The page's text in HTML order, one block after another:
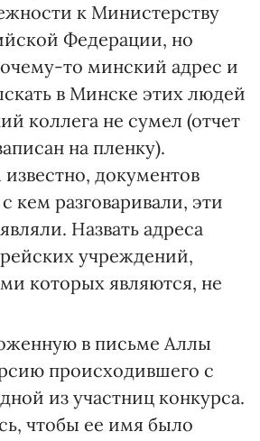
к Министерству
Федерации, но
то минский адрес и
в Минске этих людей
коллега не сумел (отчет
на пленку).
документов
кем разговаривали, эти
Назвать адреса
учреждений,
которых являются, не
в письме Аллы
происходившего с
из участниц конкурса.
чтобы ее имя было